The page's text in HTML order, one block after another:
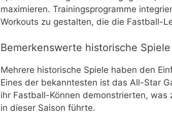
maximieren. Trainingsprogramme
Workouts zu gestalten, die die Fastball-
Bemerkenswerte historische
Mehrere historische Spiele haben den
Eines der bekanntesten ist das All-Star
ihr Fastball-Können demonstrierten,
in dieser Saison führte.